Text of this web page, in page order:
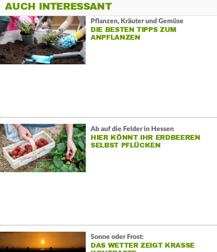
AUCH INTERESSANT
Pflanzen, Kräuter und Gemüse
DIE BESTEN TIPPS ZUM
ANPFLANZEN
Ab auf die Felder in Hessen
HIER KÖNNT IHR ERDBEEREN
SELBST PFLÜCKEN
Sonne oder Frost:
DAS WETTER ZEIGT KRASSE